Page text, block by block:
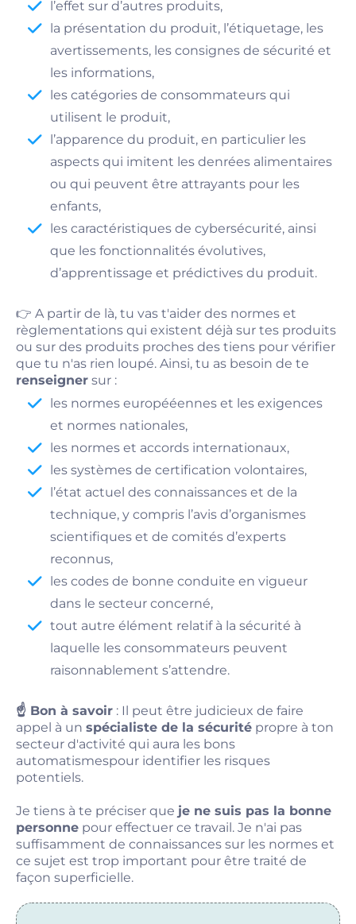
l’effet sur d’autres produits,
la présentation du produit, l’étiquetage, les
avertissements, les consignes de sécurité et
les informations,
les catégories de consommateurs qui
utilisent le produit,
l’apparence du produit, en particulier les
aspects qui imitent les denrées alimentaires
ou qui peuvent être attrayants pour les
enfants,
les caractéristiques de cybersécurité, ainsi
que les fonctionnalités évolutives,
d’apprentissage et prédictives du produit.
👉 A partir de là, tu vas t'aider des normes et
règlementations qui existent déjà sur tes produits
ou sur des produits proches des tiens pour vérifier
que tu n'as rien loupé. Ainsi, tu as besoin de te
renseigner sur :
les normes europééennes et les exigences
et normes nationales,
les normes et accords internationaux,
les systèmes de certification volontaires,
l’état actuel des connaissances et de la
technique, y compris l’avis d’organismes
scientifiques et de comités d’experts
reconnus,
les codes de bonne conduite en vigueur
dans le secteur concerné,
tout autre élément relatif à la sécurité à
laquelle les consommateurs peuvent
raisonnablement s’attendre.
☝️ Bon à savoir : Il peut être judicieux de faire
appel à un spécialiste de la sécurité propre à ton
secteur d'activité qui aura les bons
automatismespour identifier les risques
potentiels.
Je tiens à te préciser que je ne suis pas la bonne
personne pour effectuer ce travail. Je n'ai pas
suffisamment de connaissances sur les normes et
ce sujet est trop important pour être traité de
façon superficielle.